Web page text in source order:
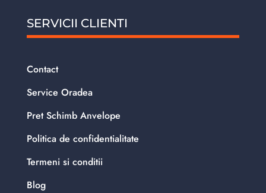
SERVICII CLIENTI
Contact
Service Oradea
Pret Schimb Anvelope
Politica de confidentialitate
Termeni si conditii
Blog